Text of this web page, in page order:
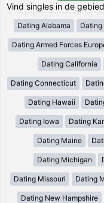
Vind singles in de
Dating Alabama Dating
Dating Armed Forces
Dating California
Dating Connecticut
Dating Hawaii
Dating Iowa Dating
Dating Maine
Dating Michigan
Dating Missouri Dating
Dating New Hampshire